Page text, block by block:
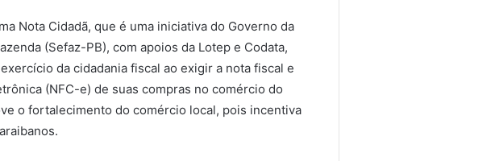
Nota Cidadã, que é uma iniciativa do Governo da
(Sefaz-PB), com apoios da Lotep e Codata,
da cidadania fiscal ao exigir a nota fiscal e
(NFC-e) de suas compras no comércio do
o fortalecimento do comércio local, pois incentiva